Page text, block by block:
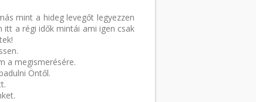
mint a hideg levegőt legyezzen
itt a régi idők mintái ami igen csak
a megismerésére.
Öntől.